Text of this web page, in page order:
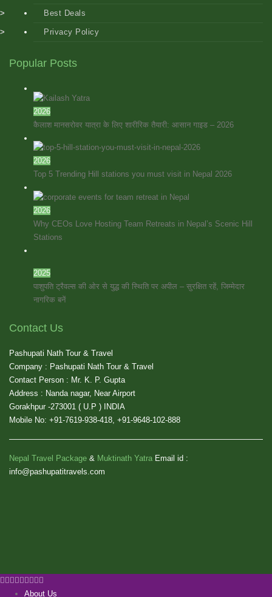
Best Deals
Privacy Policy
Popular Posts
2026
कैलाश मानसरोवर यात्रा के लिए शारीरिक तैयारी: आसान गाइड – 2026
2026
Top 5 Trending Hill stations you must visit in Nepal 2026
2026
Why CEOs Love Hosting Team Retreats in Nepal’s Scenic Hill
Stations
2025
पाशुपति ट्रैवल्स की ओर से युद्ध की स्थिति पर अपील – सुरक्षित रहें, जिम्मेदार
नागरिक बनें
Contact Us
Pashupati Nath Tour & Travel
Company : Pashupati Nath Tour & Travel
Contact Person : Mr. K. P. Gupta
Address : Nanda nagar, Near Airport
Gorakhpur -273001 ( U.P ) INDIA
Mobile No: +91-7619-938-418, +91-9648-102-888
Nepal Travel Package & Muktinath Yatra Email id :
info@pashupatitravels.com
About Us